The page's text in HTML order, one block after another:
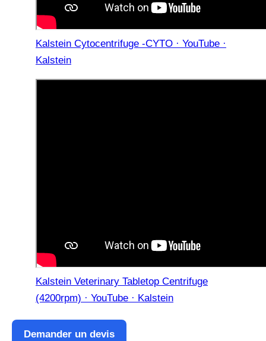
Kalstein Cytocentrifuge -CYTO · YouTube ·
Kalstein
Kalstein Veterinary Tabletop Centrifuge
(4200rpm) · YouTube · Kalstein
Demander un devis